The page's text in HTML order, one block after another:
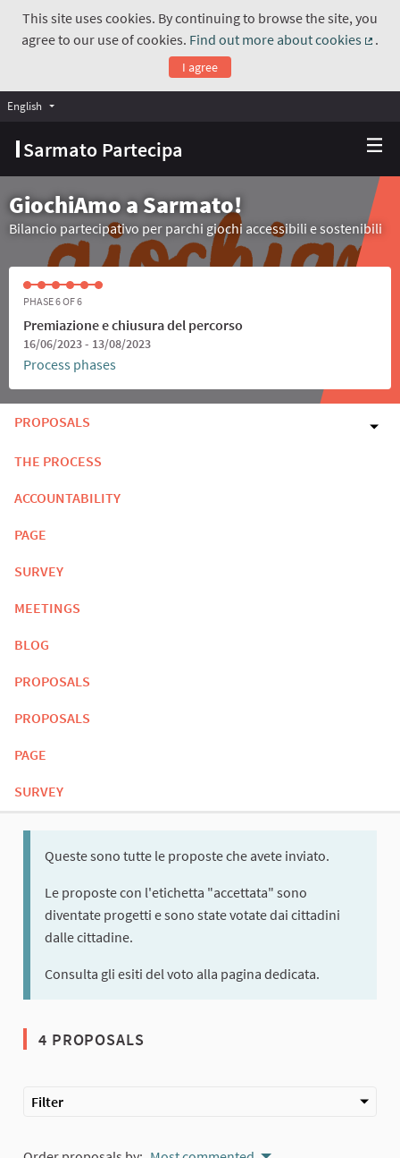
This site uses cookies. By continuing to browse the site, you
agree to our use of cookies. Find out more about cookies
.
I agree
Sarmato Partecipa
English Choose language
GiochiAmo a Sarmato!
Bilancio partecipativo per parchi giochi accessibili e sostenibili
PHASE 6 OF 6
Premiazione e chiusura del percorso
16/06/2023 - 13/08/2023
Process phases
PROPOSALS
THE PROCESS
ACCOUNTABILITY
PAGE
SURVEY
MEETINGS
BLOG
PROPOSALS
PROPOSALS
PAGE
SURVEY
Queste sono tutte le proposte che avete inviato.
Le proposte con l'etichetta "accettata" sono
diventate progetti e sono state votate dai cittadini
dalle cittadine.
Consulta gli esiti del voto alla pagina dedicata.
4 PROPOSALS
Filter